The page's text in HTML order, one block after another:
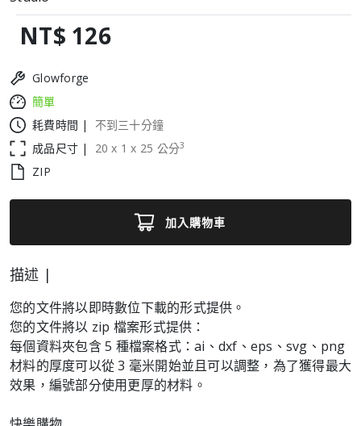
NT$ 126
Glowforge
簡單
耗費時間 |
不到三十分鐘
成品尺寸 |
20 x 1 x 25 公分3
ZIP
加入購物車
描述 |
您的文件將以即時數位下載的形式提供。
您的文件將以 zip 檔案形式提供：
每個資料夾包含 5 種檔案格式：ai、dxf、eps、svg、png
材料的厚度可以從 3 毫米開始並且可以調整，為了獲得最大
效果，編號部分使用更厚的材料。